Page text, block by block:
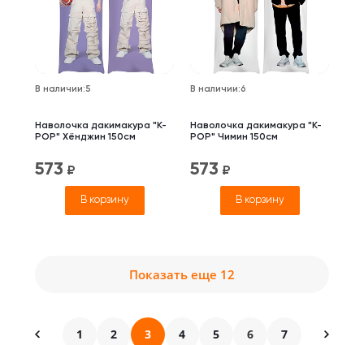
В наличии:5
Наволочка дакимакура "K-
POP" Хёнджин 150см
573 ₽
В корзину
В наличии:6
Наволочка дакимакура "K-
POP" Чимин 150см
573 ₽
В корзину
Показать еще 12
1 2 3 4 5 6 7